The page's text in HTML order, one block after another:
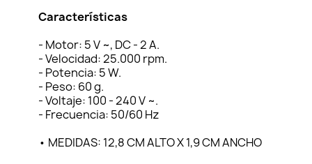
Características
- Motor: 5 V ~, DC - 2 A.
- Velocidad: 25.000 rpm.
- Potencia: 5 W.
- Peso: 60 g.
- Voltaje: 100 - 240 V ~.
- Frecuencia: 50/60 Hz
• MEDIDAS: 12,8 CM ALTO X 1,9 CM ANCHO